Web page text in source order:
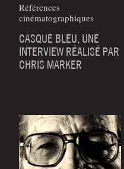
Références
cinématographiques
CASQUE BLEU, UNE
INTERVIEW RÉALISÉ PAR
CHRIS MARKER